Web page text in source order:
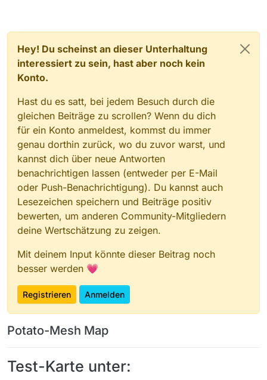
Hey! Du scheinst an dieser Unterhaltung
interessiert zu sein, hast aber noch kein
Konto.
Hast du es satt, bei jedem Besuch durch die
gleichen Beiträge zu scrollen? Wenn du dich
für ein Konto anmeldest, kommst du immer
genau dorthin zurück, wo du zuvor warst, und
kannst dich über neue Antworten
benachrichtigen lassen (entweder per E-Mail
oder Push-Benachrichtigung). Du kannst auch
Lesezeichen speichern und Beiträge positiv
bewerten, um anderen Community-Mitgliedern
deine Wertschätzung zu zeigen.
Mit deinem Input könnte dieser Beitrag noch
besser werden 💗
Registrieren Anmelden
Potato-Mesh Map
Test-Karte unter: